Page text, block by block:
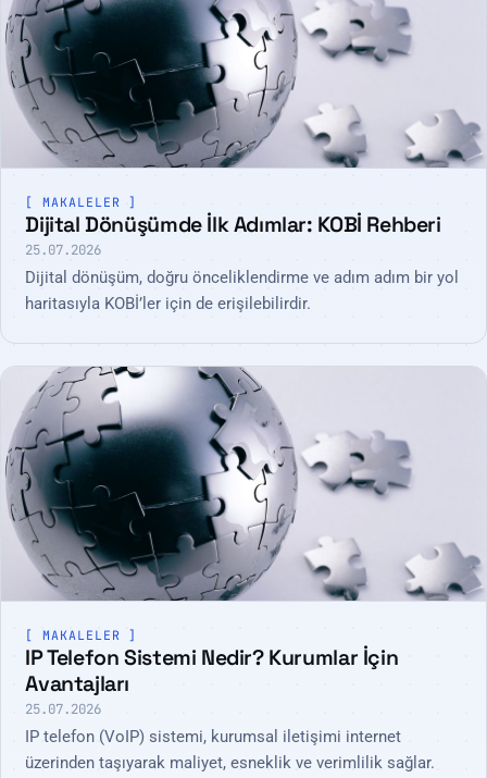
MAKALELER
Dijital Dönüşümde İlk Adımlar: KOBİ Rehberi
25.07.2026
Dijital dönüşüm, doğru önceliklendirme ve adım adım bir yol
haritasıyla KOBİ’ler için de erişilebilirdir.
MAKALELER
IP Telefon Sistemi Nedir? Kurumlar İçin
Avantajları
25.07.2026
IP telefon (VoIP) sistemi, kurumsal iletişimi internet
üzerinden taşıyarak maliyet, esneklik ve verimlilik sağlar.